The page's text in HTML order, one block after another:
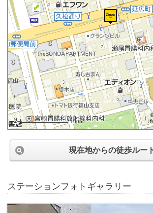
100m
現在地からの徒歩ルー
ステーションフォトギャラリー